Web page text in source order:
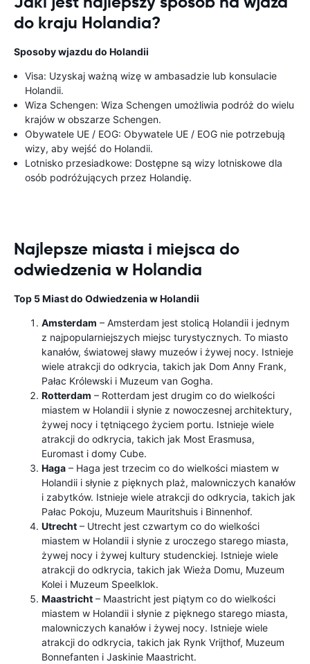
do kraju Holandia?
Sposoby wjazdu do Holandii
Visa: Uzyskaj ważną wizę w ambasadzie lub konsulacie
Holandii.
Wiza Schengen: Wiza Schengen umożliwia podróż do wielu
krajów w obszarze Schengen.
Obywatele UE / EOG: Obywatele UE / EOG nie potrzebują
wizy, aby wejść do Holandii.
Lotnisko przesiadkowe: Dostępne są wizy lotniskowe dla
osób podróżujących przez Holandię.
Najlepsze miasta i miejsca do
odwiedzenia w Holandia
Top 5 Miast do Odwiedzenia w Holandii
Amsterdam – Amsterdam jest stolicą Holandii i jednym
z najpopularniejszych miejsc turystycznych. To miasto
kanałów, światowej sławy muzeów i żywej nocy. Istnieje
wiele atrakcji do odkrycia, takich jak Dom Anny Frank,
Pałac Królewski i Muzeum van Gogha.
Rotterdam – Rotterdam jest drugim co do wielkości
miastem w Holandii i słynie z nowoczesnej architektury,
żywej nocy i tętniącego życiem portu. Istnieje wiele
atrakcji do odkrycia, takich jak Most Erasmusa,
Euromast i domy Cube.
Haga – Haga jest trzecim co do wielkości miastem w
Holandii i słynie z pięknych plaż, malowniczych kanałów
i zabytków. Istnieje wiele atrakcji do odkrycia, takich jak
Pałac Pokoju, Muzeum Mauritshuis i Binnenhof.
Utrecht – Utrecht jest czwartym co do wielkości
miastem w Holandii i słynie z uroczego starego miasta,
żywej nocy i żywej kultury studenckiej. Istnieje wiele
atrakcji do odkrycia, takich jak Wieża Domu, Muzeum
Kolei i Muzeum Speelklok.
Maastricht – Maastricht jest piątym co do wielkości
miastem w Holandii i słynie z pięknego starego miasta,
malowniczych kanałów i żywej nocy. Istnieje wiele
atrakcji do odkrycia, takich jak Rynk Vrijthof, Muzeum
Bonnefanten i Jaskinie Maastricht.